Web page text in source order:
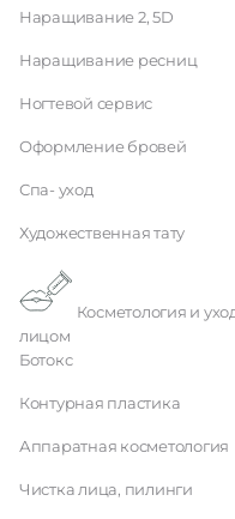
Наращивание 2, 5D
Наращивание ресниц
Ногтевой сервис
Оформление бровей
Спа- уход
Художественная тату
лицом
Ботокс
Контурная пластика
Аппаратная косметология
Чистка лица, пилинги